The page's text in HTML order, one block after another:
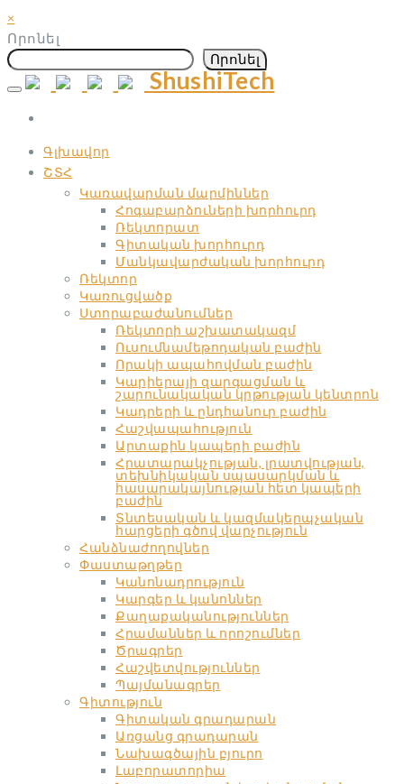
×
Որոնել
Որոնել
Skip
content
ShushiTech
Գլխավոր
ՇՏՀ
Կառավարման մարմիններ
Հոգաբարձուների խորհուրդ
Ռեկտորատ
Գիտական ​​խորհուրդ
Մանկավարժական ​​խորհուրդ
Ռեկտոր
Կառուցվածք
Ստորաբաժանումներ
Ռեկտորի աշխատակազմ
Ուսումնամեթոդական բաժին
Որակի ապահովման բաժին
Կարիերայի զարգացման և
շարունակական կրթության կենտրոն
Կադրերի և ընդհանուր բաժին
Հաշվապահություն
Արտաքին կապերի բաժին
Հրատարակչության, լրատվության,
տեխնիկական սպասարկման և
հասարակայնության հետ կապերի
բաժին
Տնտեսական և կազմակերպչական
հարցերի գծով վարչություն
Հանձնաժողովներ
Փաստաթղթեր
Կանոնադրություն
Կարգեր և կանոններ
Քաղաքականություններ
Հրամաններ և որոշումներ
Ծրագրեր
Հաշվետվություններ
Պայմանագրեր
Գիտություն
Գիտական գրադարան
Առցանց գրադարան
Նախագծային բյուրո
Լաբորատորիա